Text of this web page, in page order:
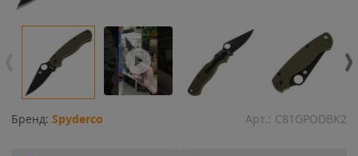
Бренд: Spyderco Арт.: C81GPODBK2